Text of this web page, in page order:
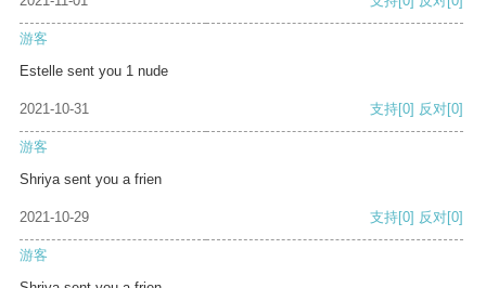
游客
Estelle sent you 1 nude
2021-10-31 支持[0] 反对[0]
游客
Shriya sent you a frien
2021-10-29 支持[0] 反对[0]
游客